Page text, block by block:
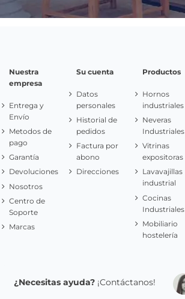
Nuestra
empresa
Entrega y
Envío
Metodos de
pago
Garantía
Devoluciones
Nosotros
Centro de
Soporte
Marcas
Su cuenta
Datos
personales
Historial de
pedidos
Factura por
abono
Direcciones
Productos
Hornos
industriales
Neveras
Industriales
Vitrinas
expositoras
Lavavajillas
industrial
Cocinas
Industriales
Mobiliario
hostelería
¿Necesitas ayuda? ¡Contáctanos!